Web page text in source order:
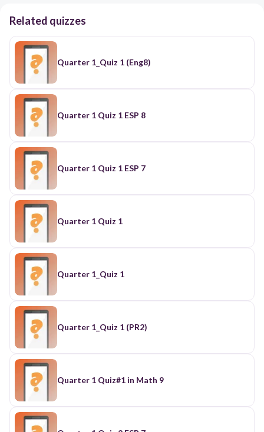
Related quizzes
Quarter 1_Quiz 1 (Eng8)
Quarter 1 Quiz 1 ESP 8
Quarter 1 Quiz 1 ESP 7
Quarter 1 Quiz 1
Quarter 1_Quiz 1
Quarter 1_Quiz 1 (PR2)
Quarter 1 Quiz#1 in Math 9